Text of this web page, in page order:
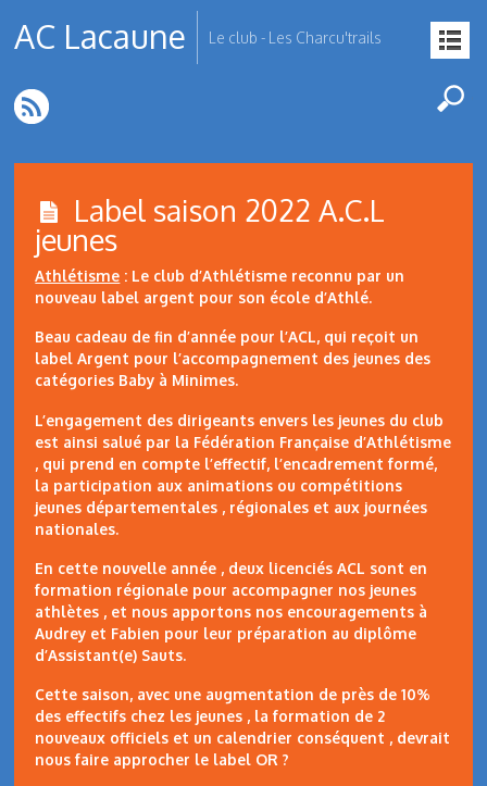
AC Lacaune Le club - Les Charcu'trails
Label saison 2022 A.C.L
jeunes
Athlétisme : Le club d’Athlétisme reconnu par un
nouveau label argent pour son école d’Athlé.
Beau cadeau de fin d’année pour l’ACL, qui reçoit un
label Argent pour l’accompagnement des jeunes des
catégories Baby à Minimes.
L’engagement des dirigeants envers les jeunes du club
est ainsi salué par la Fédération Française d’Athlétisme
, qui prend en compte l’effectif, l’encadrement formé,
la participation aux animations ou compétitions
jeunes départementales , régionales et aux journées
nationales.
En cette nouvelle année , deux licenciés ACL sont en
formation régionale pour accompagner nos jeunes
athlètes , et nous apportons nos encouragements à
Audrey et Fabien pour leur préparation au diplôme
d’Assistant(e) Sauts.
Cette saison, avec une augmentation de près de 10%
des effectifs chez les jeunes , la formation de 2
nouveaux officiels et un calendrier conséquent , devrait
nous faire approcher le label OR ?